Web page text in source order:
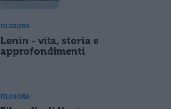
FILOSOFIA
Lenin - vita, storia e
approfondimenti
FILOSOFIA